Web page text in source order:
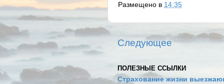
Размещено в 14:35
Следующее
ПОЛЕЗНЫЕ ССЫЛКИ
Страхование жизни